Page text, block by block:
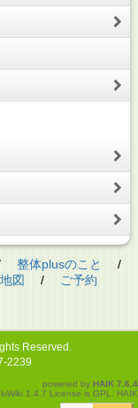
整体plusのこと
/
図 /
ご予約
Reserved.
2239
powered by HAIK 7.6.4
1.4.7 License is GPL HAIK